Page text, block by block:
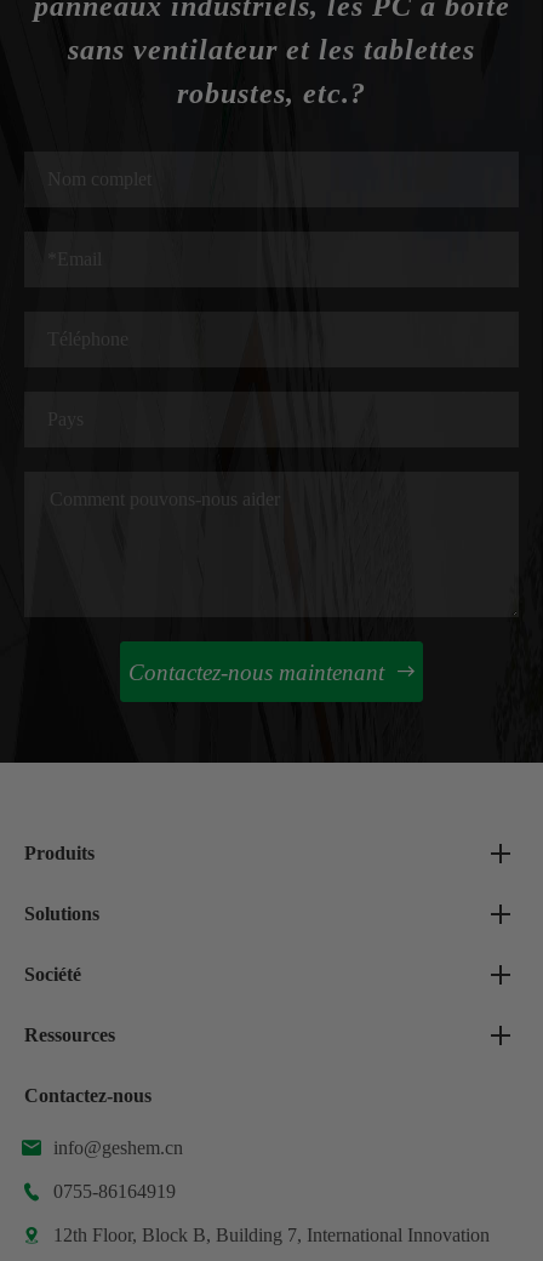
panneaux industriels, les PC à boîte
sans ventilateur et les tablettes
robustes, etc.?
Contactez-nous maintenant 
Produits
Solutions
Société
Ressources
Contactez-nous
 info@geshem.cn
 0755-86164919
 12th Floor, Block B, Building 7, International Innovation